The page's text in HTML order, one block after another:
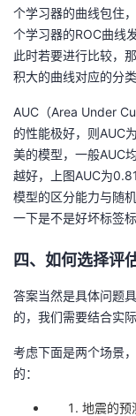
个学习器的曲线包住
个学习器的ROC曲线
此时若要进行比较，
积大的曲线对应的分
AUC（Area Under
的性能极好，则AUC
美的模型，一般AUC
越好，上图AUC为
模型的区分能力与随
一下是不是好坏标签
四、如何选择评
答案当然是具体问题
的，我们需要结合实
考虑下面是两个场景
的：
地震的预